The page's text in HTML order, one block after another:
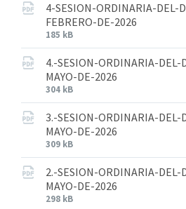
4-SESION-ORDINARIA-DEL-
FEBRERO-DE-2026
185 kB
4.-SESION-ORDINARIA-DEL-
MAYO-DE-2026
304 kB
3.-SESION-ORDINARIA-DEL-
MAYO-DE-2026
309 kB
2.-SESION-ORDINARIA-DEL-
MAYO-DE-2026
298 kB